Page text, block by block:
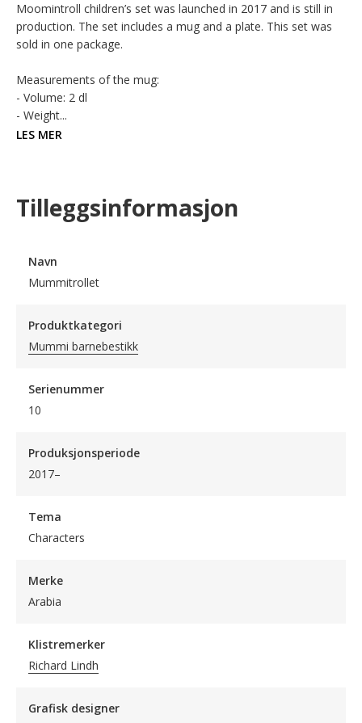
Moomintroll children’s set was launched in 2017 and is still in
production. The set includes a mug and a plate. This set was
sold in one package.
Measurements of the mug:
- Volume: 2 dl
- Weight...
LES MER
Tilleggsinformasjon
Navn
Mummitrollet
Produktkategori
Mummi barnebestikk
Serienummer
10
Produksjonsperiode
2017–
Tema
Characters
Merke
Arabia
Klistremerker
Richard Lindh
Grafisk designer